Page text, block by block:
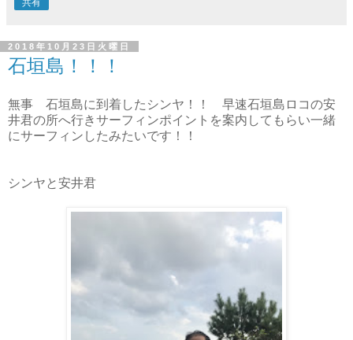
2018年10月23日火曜日
石垣島！！！
無事 石垣島に到着したシンヤ！！ 早速石垣島ロコの安
井君の所へ行きサーフィンポイントを案内してもらい一緒
にサーフィンしたみたいです！！
シンヤと安井君